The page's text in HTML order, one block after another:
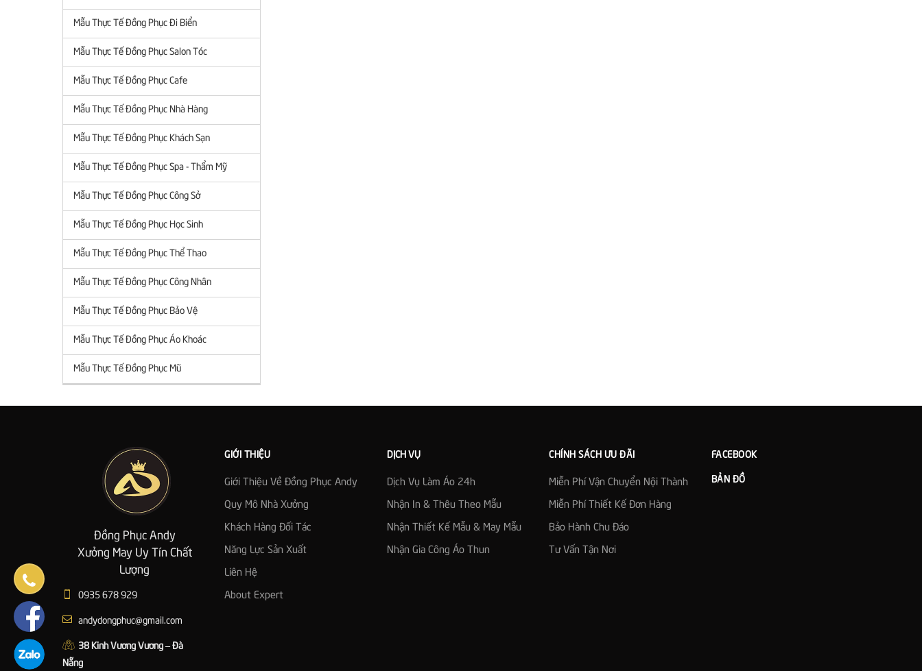
Mẫu Thực Tế Đồng Phục Đi Biển
Mẫu Thực Tế Đồng Phục Salon Tóc
Mẫu Thực Tế Đồng Phục Cafe
Mẫu Thực Tế Đồng Phục Nhà Hàng
Mẫu Thực Tế Đồng Phục Khách Sạn
Mẫu Thực Tế Đồng Phục Spa - Thẩm Mỹ
Mẫu Thực Tế Đồng Phục Công Sở
Mẫu Thực Tế Đồng Phục Học Sinh
Mẫu Thực Tế Đồng Phục Thể Thao
Mẫu Thực Tế Đồng Phục Công Nhân
Mẫu Thực Tế Đồng Phục Bảo Vệ
Mẫu Thực Tế Đồng Phục Áo Khoác
Mẫu Thực Tế Đồng Phục Mũ
Đồng Phục Andy
Xưởng May Uy Tín Chất
Lượng
0935 678 929
andydongphuc@gmail.com
38 Kinh Vương Vương – Đà
Nẵng
GIỚI THIỆU
Giới Thiệu Về Đồng Phục Andy
Quy Mô Nhà Xưởng
Khách Hàng Đối Tác
Năng Lực Sản Xuất
Liên Hệ
About Expert
DỊCH VỤ
Dịch Vụ Làm Áo 24h
Nhận In & Thêu Theo Mẫu
Nhận Thiết Kế Mẫu & May Mẫu
Nhận Gia Công Áo Thun
CHÍNH SÁCH ƯU ĐÃI
Miễn Phí Vận Chuyển Nội Thành
Miễn Phí Thiết Kế Đơn Hàng
Bảo Hành Chu Đáo
Tư Vấn Tận Nơi
FACEBOOK
BẢN ĐỒ